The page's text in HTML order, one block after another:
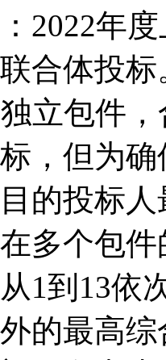
2022年
合体投标
立包件
，但为
的投标
多个包
1到13依
的最高